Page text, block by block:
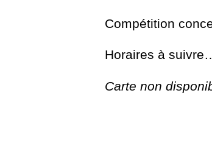
Compétition
Horaires à
Carte non